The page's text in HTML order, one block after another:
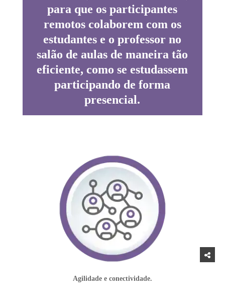
para que os participantes
remotos colaborem com os
estudantes e o professor no
salão de aulas de maneira tão
eficiente, como se estudassem
participando de forma
presencial.
Agilidade e conectividade.